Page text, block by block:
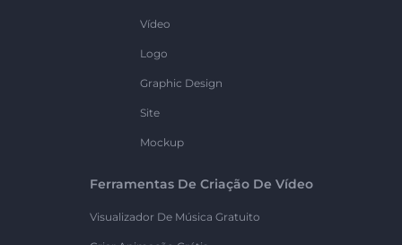
Vídeo
Logo
Graphic Design
Site
Mockup
Ferramentas De Criação De Vídeo
Visualizador De Música Gratuito